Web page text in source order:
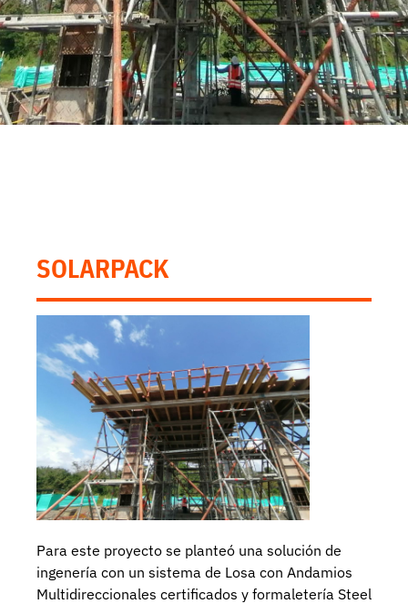
SOLARPACK
Para este proyecto se planteó una solución de
ingenería con un sistema de Losa con Andamios
Multidireccionales certificados y formaletería Steel